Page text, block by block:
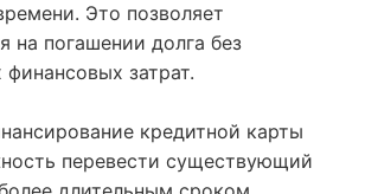
Это позволяет
на погашении долга без
затрат.
кредитной карты
перевести существующий